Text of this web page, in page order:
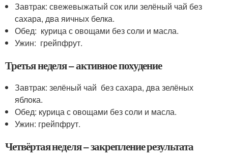
Завтрак: свежевыжатый сок или зелёный чай без
сахара, два яичных белка.
Обед: курица с овощами без соли и масла.
Ужин: грейпфрут.
Третья неделя – активное похудение
Завтрак: зелёный чай без сахара, два зелёных
яблока.
Обед: курица с овощами без соли и масла.
Ужин: грейпфрут.
Четвёртая неделя – закрепление результата